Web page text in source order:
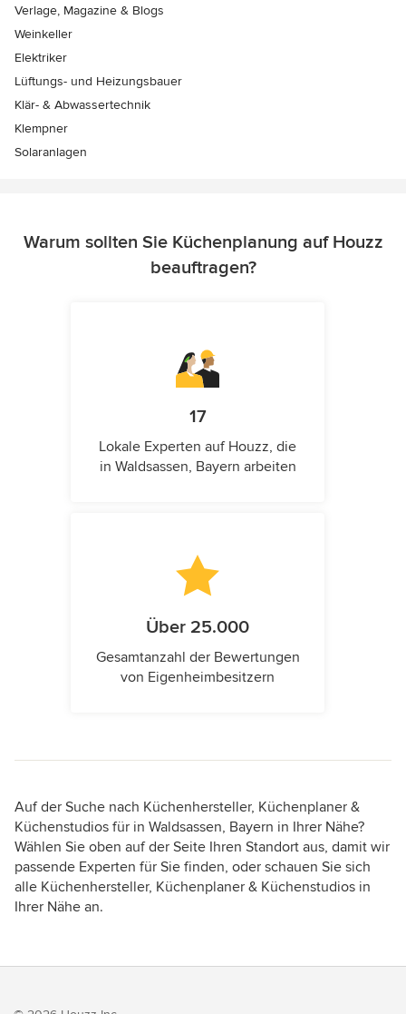
Verlage, Magazine & Blogs
Weinkeller
Elektriker
Lüftungs- und Heizungsbauer
Klär- & Abwassertechnik
Klempner
Solaranlagen
Warum sollten Sie Küchenplanung auf Houzz
beauftragen?
17
Lokale Experten auf Houzz, die
in Waldsassen, Bayern arbeiten
Über 25.000
Gesamtanzahl der Bewertungen
von Eigenheimbesitzern
Auf der Suche nach Küchenhersteller, Küchenplaner &
Küchenstudios für in Waldsassen, Bayern in Ihrer Nähe?
Wählen Sie oben auf der Seite Ihren Standort aus, damit wir
passende Experten für Sie finden, oder schauen Sie sich
alle Küchenhersteller, Küchenplaner & Küchenstudios in
Ihrer Nähe an.